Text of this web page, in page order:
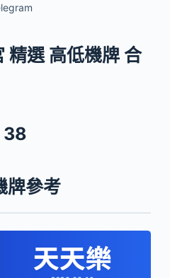
精選 高低機牌 合
38
牌參考